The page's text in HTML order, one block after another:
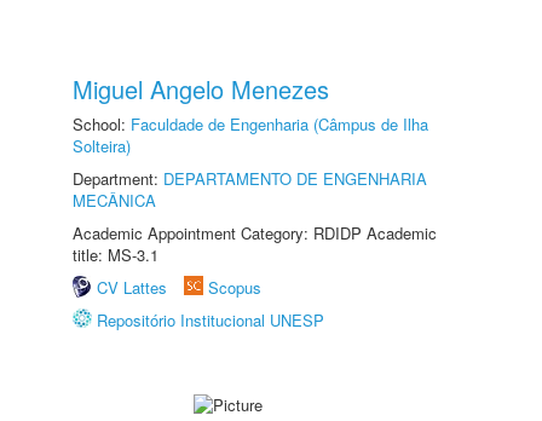
Miguel Angelo Menezes
School: Faculdade de Engenharia (Câmpus de Ilha
Solteira)
Department: DEPARTAMENTO DE ENGENHARIA
MECÂNICA
Academic Appointment Category: RDIDP Academic
title: MS-3.1
CV Lattes
Scopus
Repositório Institucional UNESP